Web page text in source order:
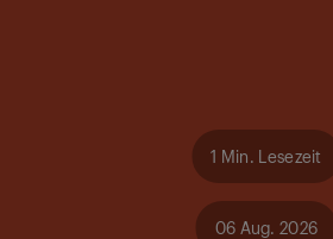
1 Min. Lesezeit
06 Aug. 2026